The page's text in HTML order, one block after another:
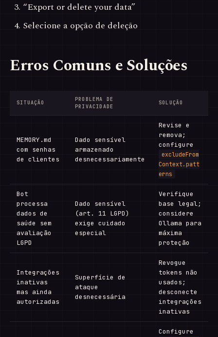
“Export or delete your data”
Selecione a opção de deleção
Erros Comuns e Soluções
SITUAÇÃO
PROBLEMA DE
PRIVACIDADE
SOLUÇÃO
MEMORY.md
com senhas
de clientes
Dado sensível
armazenado
desnecessariamente
Revise e
remova;
configure
excludeFrom
Context.patt
erns
Bot
processa
dados de
saúde sem
avaliação
LGPD
Dado sensível
(art. 11 LGPD)
exige cuidado
especial
Verifique
base legal;
considere
Ollama para
máxima
proteção
Integrações
inativas
mas ainda
autorizadas
Superfície de
ataque
desnecessária
Revogue
tokens não
usados;
desconecte
integrações
inativas
Configure